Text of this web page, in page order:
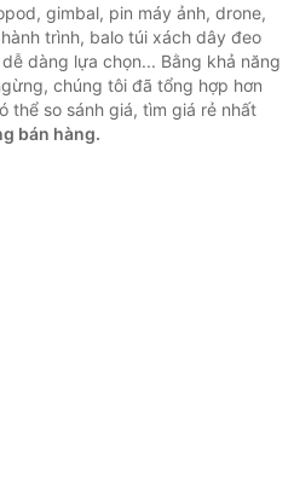
gimbal, pin máy ảnh, drone,
trình, balo túi xách dây đeo
dàng lựa chọn... Bằng khả năng
chúng tôi đã tổng hợp hơn
thể so sánh giá, tìm giá rẻ nhất
bán hàng.